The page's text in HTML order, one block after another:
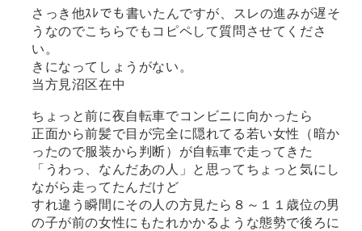
さっき他ｽﾚでも書いたんですが、スレの進みが遅そ
うなのでこちらでもコピペして質問させてくださ
い。
きになってしょうがない。
当方見沼区在中
ちょっと前に夜自転車でコンビニに向かったら
正面から前髪で目が完全に隠れてる若い女性（暗か
ったので服装から判断）が自転車で走ってきた
「うわっ、なんだあの人」と思ってちょっと気にし
ながら走ってたんだけど
すれ違う瞬間にその人の方見たら８～１１歳位の男
の子が前の女性にもたれかかるような態勢で後ろに